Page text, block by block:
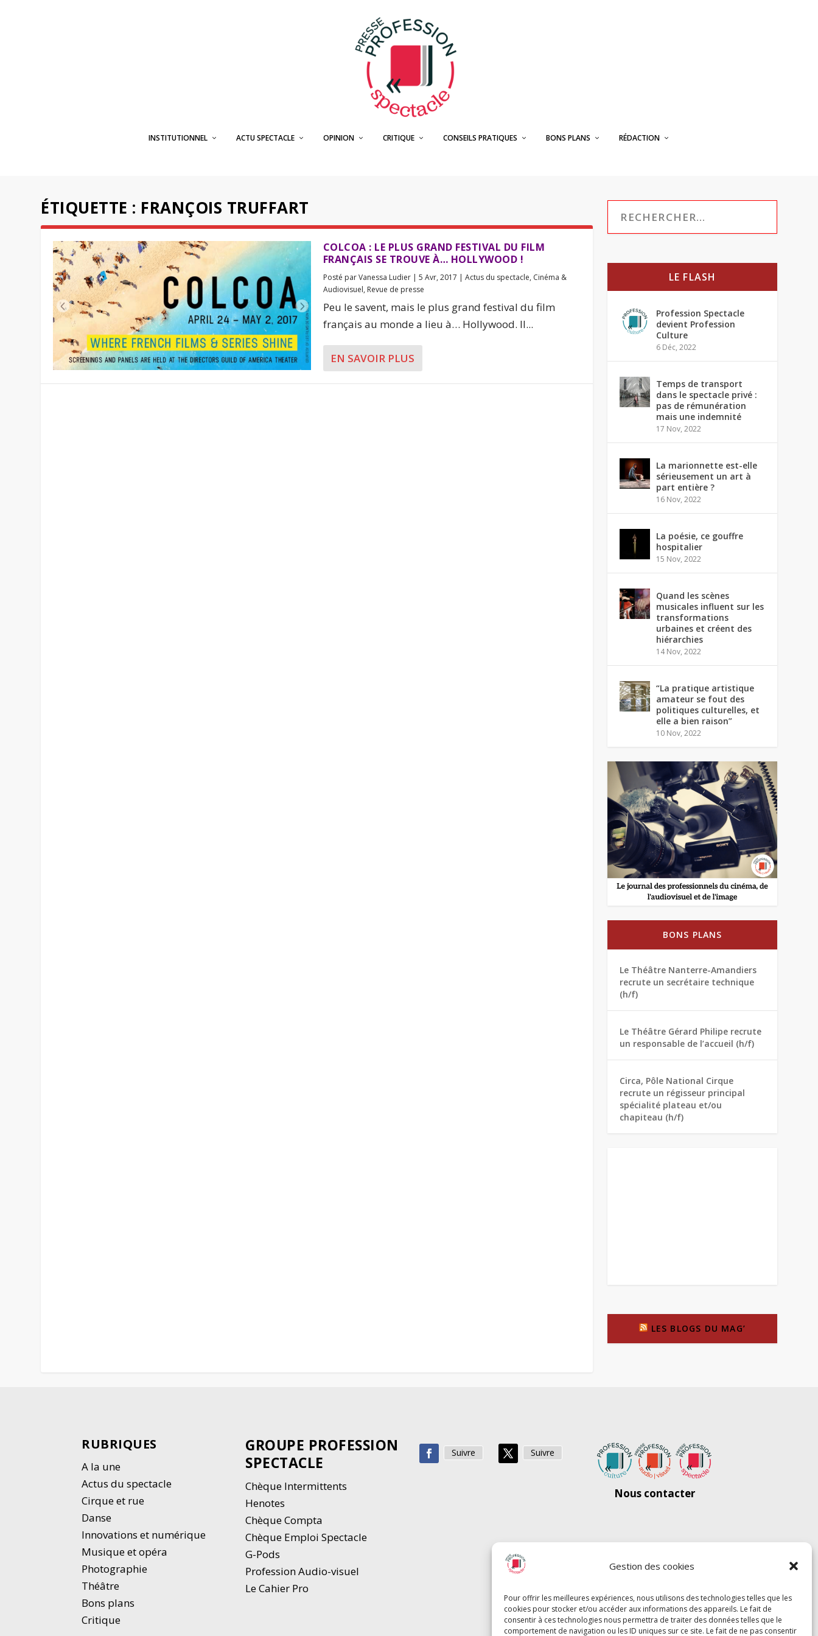
Gestion des cookies
Pour offrir les meilleures expériences, nous utilisons des technologies telles que les
cookies pour stocker et/ou accéder aux informations des appareils. Le fait de
consentir à ces technologies nous permettra de traiter des données telles que le
comportement de navigation ou les ID uniques sur ce site. Le fait de ne pas consentir
INSTITUTIONNEL ACTU SPECTACLE OPINION CRITIQUE CONSEILS PRATIQUES BONS PLANS RÉDACTION
ÉTIQUETTE : FRANÇOIS TRUFFART
COLCOA : LE PLUS GRAND FESTIVAL DU FILM
FRANÇAIS SE TROUVE À… HOLLYWOOD !
Posté parVanessa Ludier| 5 Avr, 2017 | Actus du spectacle, Cinéma &
Audiovisuel, Revue de presse
Peu le savent, mais le plus grand festival du film
français au monde a lieu à… Hollywood. Il...
EN SAVOIR PLUS
LE FLASH
Profession Spectacle
devient Profession
Culture
6 Déc, 2022
Temps de transport
dans le spectacle privé :
pas de rémunération
mais une indemnité
17 Nov, 2022
La marionnette est-elle
sérieusement un art à
part entière ?
16 Nov, 2022
La poésie, ce gouffre
hospitalier
15 Nov, 2022
Quand les scènes
musicales influent sur les
transformations
urbaines et créent des
hiérarchies
14 Nov, 2022
“La pratique artistique
amateur se fout des
politiques culturelles, et
elle a bien raison”
10 Nov, 2022
BONS PLANS
Le Théâtre Nanterre-Amandiers
recrute un secrétaire technique
(h/f)
Le Théâtre Gérard Philipe recrute
un responsable de l’accueil (h/f)
Circa, Pôle National Cirque
recrute un régisseur principal
spécialité plateau et/ou
chapiteau (h/f)
LES BLOGS DU MAG’
RUBRIQUES
A la une
Actus du spectacle
Cirque et rue
Danse
Innovations et numérique
Musique et opéra
Photographie
Théâtre
Bons plans
Critique
GROUPE PROFESSION
SPECTACLE
Chèque Intermittents
Henotes
Chèque Compta
Chèque Emploi Spectacle
G-Pods
Profession Audio-visuel
Le Cahier Pro
Suivre Suivre
Nous contacter